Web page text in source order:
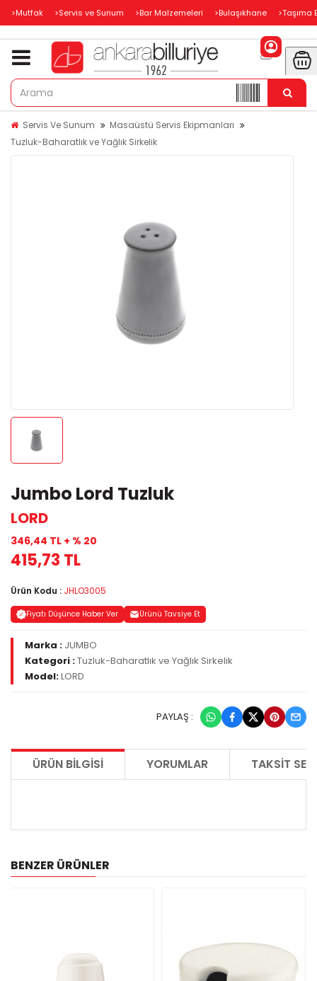
>Mutfak >Servis ve Sunum >Bar Malzemeleri >Bulaşıkhane >Taşıma
Servis Ve Sunum
Masaüstü Servis Ekipmanları
Tuzluk-Baharatlık ve Yağlık Sirkelik
Jumbo Lord Tuzluk
LORD
346,44 TL + % 20
415,73 TL
Ürün Kodu : JHLO3005
Fiyatı Düşünce Haber Ver Ürünü Tavsiye Et
Marka : JUMBO
Kategori :Tuzluk-Baharatlık ve Yağlık Sirkelik
Model:LORD
PAYLAŞ :
ÜRÜN BILGISI YORUMLAR TAKSIT
BENZER ÜRÜNLER